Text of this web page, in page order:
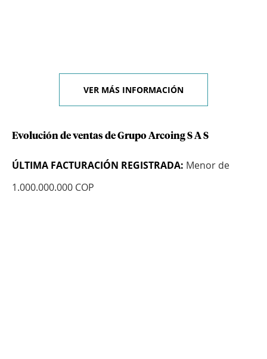
VER MÁS INFORMACIÓN
Evolución de ventas de Grupo Arcoing S A S
ÚLTIMA FACTURACIÓN REGISTRADA: Menor de
1.000.000.000 COP